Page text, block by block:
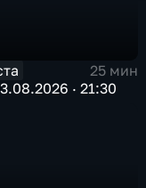
25 мин
· 21:30